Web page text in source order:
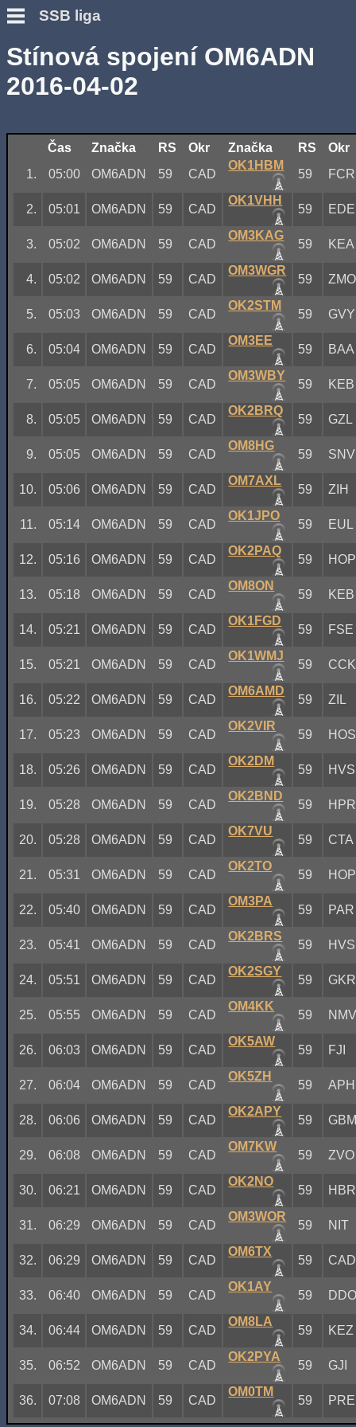
SSB liga
Stínová spojení OM6ADN
2016-04-02
Čas Značka RS Okr Značka RS
Okr
1.
05:00 OM6ADN 59 CAD
OK1HBM
59 FCR
2. 05:01 OM6ADN 59 CAD
OK1VHH
59 EDE
3. 05:02 OM6ADN 59 CAD
OM3KAG
59 KEA
4. 05:02 OM6ADN 59 CAD
OM3WGR
59 ZMO
5. 05:03 OM6ADN 59 CAD
OK2STM
59 GVY
6. 05:04 OM6ADN 59 CAD
OM3EE
59 BAA
7. 05:05 OM6ADN 59 CAD
OM3WBY
59 KEB
8. 05:05 OM6ADN 59 CAD
OK2BRQ
59 GZL
9. 05:05 OM6ADN 59 CAD
OM8HG
59 SNV
10. 05:06 OM6ADN 59 CAD
OM7AXL
59 ZIH
11. 05:14 OM6ADN 59 CAD
OK1JPO
59 EUL
12. 05:16 OM6ADN 59 CAD
OK2PAQ
59 HOP
13. 05:18 OM6ADN 59 CAD
OM8ON
59 KEB
14. 05:21 OM6ADN 59 CAD
OK1FGD
59 FSE
15. 05:21 OM6ADN 59 CAD
OK1WMJ
59 CCK
16. 05:22 OM6ADN 59 CAD
OM6AMD
59 ZIL
17. 05:23 OM6ADN 59 CAD
OK2VIR
59 HOS
18. 05:26 OM6ADN 59 CAD
OK2DM
59 HVS
19. 05:28 OM6ADN 59 CAD
OK2BND
59 HPR
20. 05:28 OM6ADN 59 CAD
OK7VU
59 CTA
21. 05:31 OM6ADN 59 CAD
OK2TO
59 HOP
22. 05:40 OM6ADN 59 CAD
OM3PA
59 PAR
23. 05:41 OM6ADN 59 CAD
OK2BRS
59 HVS
24. 05:51 OM6ADN 59 CAD
OK2SGY
59 GKR
25. 05:55 OM6ADN 59 CAD
OM4KK
59
26. 06:03 OM6ADN 59 CAD
OK5AW
59 FJI
27. 06:04 OM6ADN 59 CAD
OK5ZH
59 APH
28. 06:06 OM6ADN 59 CAD
OK2APY
59
29. 06:08 OM6ADN 59 CAD
OM7KW
59 ZVO
30. 06:21 OM6ADN 59 CAD
OK2NO
59 HBR
31. 06:29 OM6ADN 59 CAD
OM3WOR
59 NIT
32. 06:29 OM6ADN 59 CAD
OM6TX
59 CAD
33. 06:40 OM6ADN 59 CAD
OK1AY
59
34. 06:44 OM6ADN 59 CAD
OM8LA
59 KEZ
35. 06:52 OM6ADN 59 CAD
OK2PYA
59 GJI
36. 07:08 OM6ADN 59 CAD
OM0TM
59 PRE